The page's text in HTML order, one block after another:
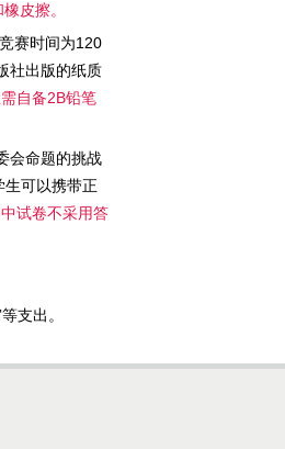
皮擦。
赛时间为120
社出版的纸质
自备2B铅笔
会命题的挑战
可以携带正
试卷不采用答
支出。